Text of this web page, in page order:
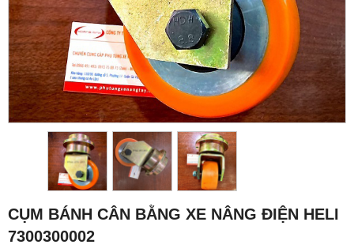
CỤM BÁNH CÂN BẰNG XE NÂNG ĐIỆN HELI
7300300002